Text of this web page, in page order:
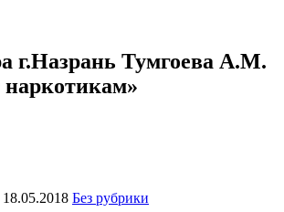
г.Назрань Тумгоева А.М.
18.05.2018 Без рубрики